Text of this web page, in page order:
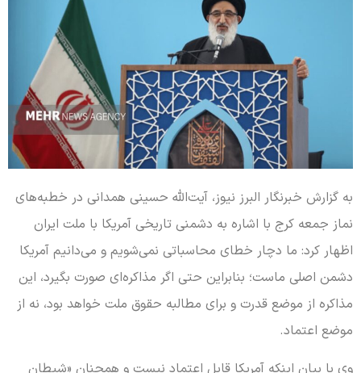
به گزارش خبرنگار البرز نیوز، آیت‌الله حسینی همدانی در خطبه‌های
نماز جمعه کرج با اشاره به دشمنی تاریخی آمریکا با ملت ایران
اظهار کرد: ما دچار خطای محاسباتی نمی‌شویم و می‌دانیم آمریکا
دشمن اصلی ماست؛ بنابراین حتی اگر مذاکره‌ای صورت بگیرد، این
مذاکره از موضع قدرت و برای مطالبه حقوق ملت خواهد بود، نه از
موضع اعتماد.